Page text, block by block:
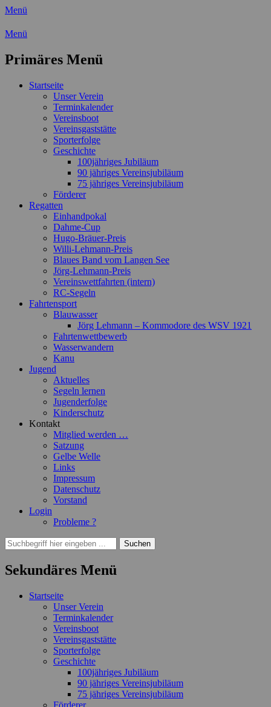
Menü
Wassersport-Verein 1921 e.V.
Freizeit mit der ganzen Familie
Menü
Primäres Menü
Zum
Startseite
Unser Verein
Terminkalender
Vereinsboot
Vereinsgaststätte
Sporterfolge
Geschichte
100jähriges Jubiläum
90 jähriges Vereinsjubiläum
75 jähriges Vereinsjubiläum
Förderer
Regatten
Einhandpokal
Dahme-Cup
Hugo-Bräuer-Preis
Willi-Lehmann-Preis
Blaues Band vom Langen See
Jörg-Lehmann-Preis
Vereinswettfahrten (intern)
RC-Segeln
Fahrtensport
Blauwasser
Jörg Lehmann – Kommodore des WSV 1921
Fahrtenwettbewerb
Wasserwandern
Kanu
Jugend
Aktuelles
Segeln lernen
Jugenderfolge
Kinderschutz
Kontakt
Mitglied werden …
Satzung
Gelbe Welle
Links
Impressum
Datenschutz
Vorstand
Login
Probleme ?
Suchen
Suchen
nach:
Sekundäres Menü
Zum
Startseite
Unser Verein
Terminkalender
Vereinsboot
Vereinsgaststätte
Sporterfolge
Geschichte
100jähriges Jubiläum
90 jähriges Vereinsjubiläum
75 jähriges Vereinsjubiläum
Förderer